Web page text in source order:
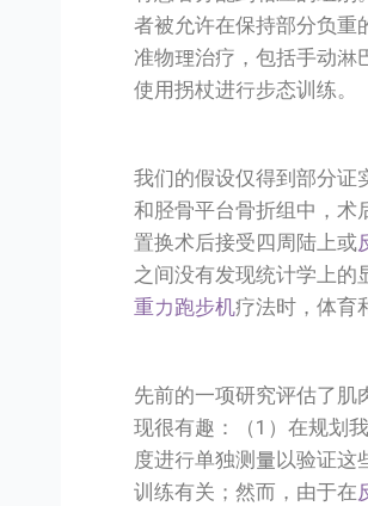
者被允许在保持部分负重
准物理治疗，包括手动淋
使用拐杖进行步态训练。
我们的假设仅得到部分证
和胫骨平台骨折组中，术
置换术后接受四周陆上或
之间没有发现统计学上
重力跑步机疗法时，体育
先前的一项研究评估了肌
现很有趣：（1）在规划
度进行单独测量以验证
训练有关；然而，由于在